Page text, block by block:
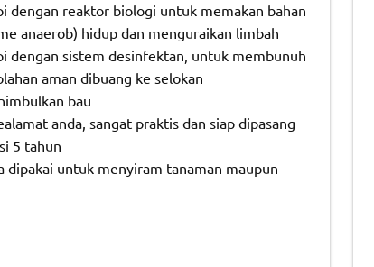
reaktor biologi untuk memakan bahan
anaerob) hidup dan menguraikan limbah
sistem desinfektan, untuk membunuh
aman dibuang ke selokan
bau
anda, sangat praktis dan siap dipasang
5 tahun
untuk menyiram tanaman maupun